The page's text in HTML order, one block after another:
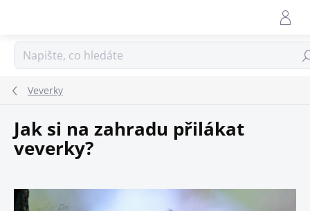
Veverky
Jak si na zahradu přilákat
veverky?